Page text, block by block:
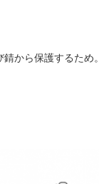
から保護するため。